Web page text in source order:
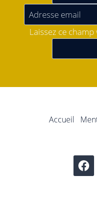
Laissez ce
Accueil